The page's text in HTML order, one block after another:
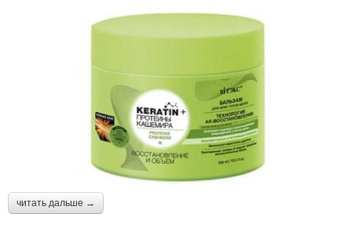
читать дальше →